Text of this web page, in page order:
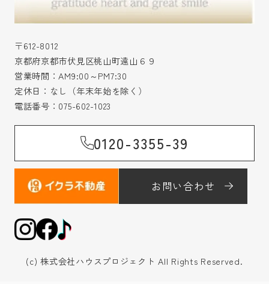
〒612-8012
京都府京都市伏見区桃山町遠山６９
営業時間：AM9:00～PM7:30
定休日：なし（年末年始を除く）
電話番号： 075-602-1023
0120-3355-39
お問い合わせ
(c) 株式会社ハウスプロジェクト All Rights Reserved.